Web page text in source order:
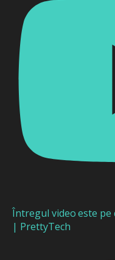
Întregul video este pe
| PrettyTech